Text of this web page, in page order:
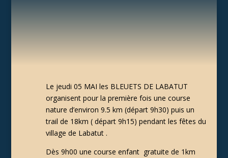
Le jeudi 05 MAI les BLEUETS DE LABATUT
organisent pour la première fois une course
nature d’environ 9.5 km (départ 9h30) puis un
trail de 18km ( départ 9h15) pendant les fêtes du
village de Labatut .
Dès 9h00 une course enfant gratuite de 1km